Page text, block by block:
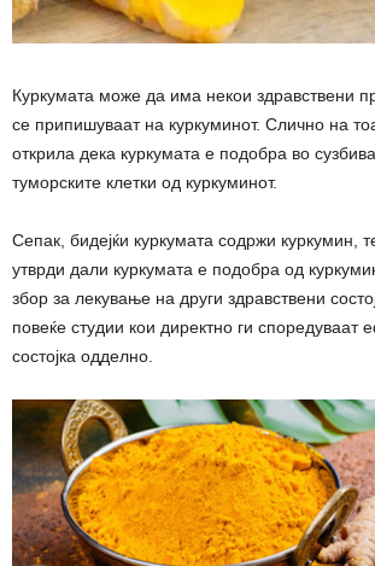
Куркумата може да има некои здравствени
се припишуваат на куркуминот. Слично на
открила дека куркумата е подобра во
туморските клетки од куркуминот.
Сепак, бидејќи куркумата содржи куркумин,
утврди дали куркумата е подобра од
збор за лекување на други здравствени
повеќе студии кои директно ги споредуваат
состојка одделно.